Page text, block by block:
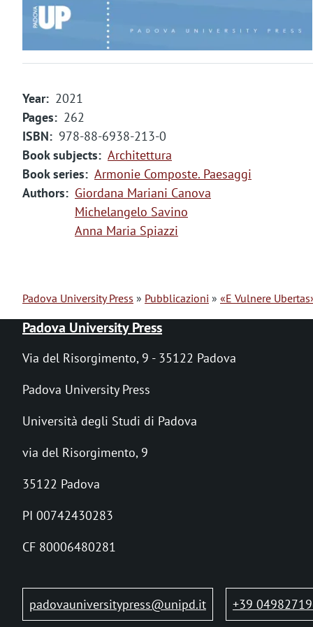
m
e
n
t
o
Year
2021
Pages
262
ISBN
978-88-6938-213-0
Book subjects
Architettura
Book series
Armonie Composte. Paesaggi
Authors
Giordana Mariani Canova
Michelangelo Savino
Anna Maria Spiazzi
B
r
i
o
l
e
d
p
Padova University Press Pubblicazioni «E Vulnere
Padova University Press
Via del Risorgimento, 9 - 35122 Padova
Padova University Press
Università degli Studi di Padova
via del Risorgimento, 9
35122 Padova
PI 00742430283
CF 80006480281
padovauniversitypress@unipd.it +39